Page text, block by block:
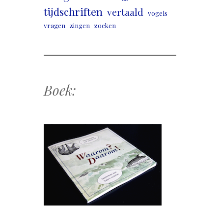
tijdschriften vertaald vogels
vragen zingen zoeken
Boek: